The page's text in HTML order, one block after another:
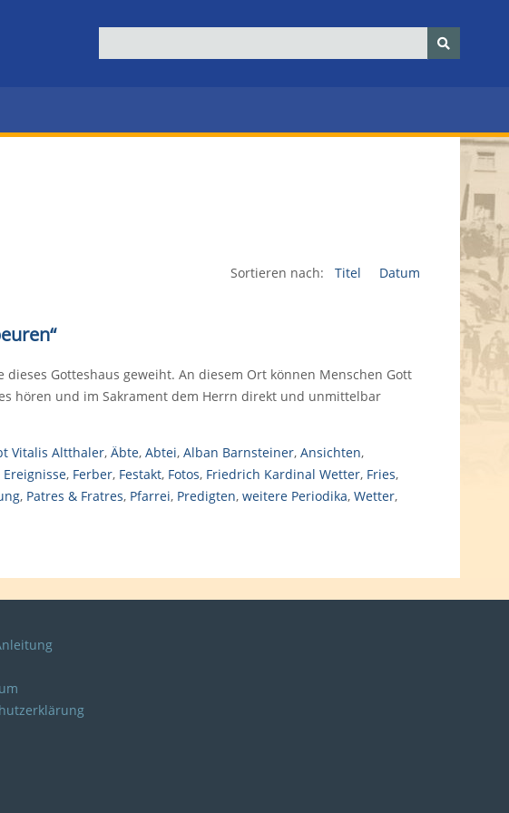
Sortieren nach: Titel Datum
dieses Gotteshaus geweiht. An diesem Ort können Menschen Gott
hören und im Sakrament dem Herrn direkt und unmittelbar
Vitalis Altthaler, Äbte, Abtei, Alban Barnsteiner, Ansichten,
Ereignisse, Ferber, Festakt, Fotos, Friedrich Kardinal Wetter, Fries,
, Patres & Fratres, Pfarrei, Predigten, weitere Periodika, Wetter,